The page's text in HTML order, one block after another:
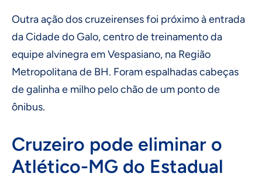
Outra ação dos cruzeirenses foi próximo à entrada
da Cidade do Galo, centro de treinamento da
equipe alvinegra em Vespasiano, na Região
Metropolitana de BH. Foram espalhadas cabeças
de galinha e milho pelo chão de um ponto de
ônibus.
Cruzeiro pode eliminar o
Atlético-MG do Estadual